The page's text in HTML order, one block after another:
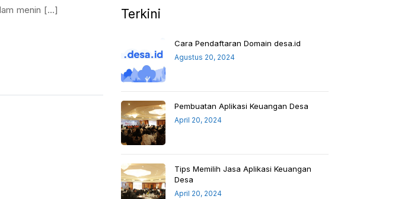
menin [...]
Terkini
Cara Pendaftaran Domain desa.id
Agustus 20, 2024
Pembuatan Aplikasi Keuangan Desa
April 20, 2024
Tips Memilih Jasa Aplikasi Keuangan
Desa
April 20, 2024